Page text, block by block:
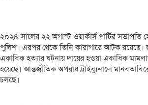
২০২৪ সালের ২২ অগাস্ট ওয়ার্কার্স পার্টির সভাপতি
পুলিশ। এরপর থেকে তিনি কারাগারে আটক
একাধিক হত্যার ঘটনায় দায়ের হওয়া একাধিক
হয়েছে। আন্তর্জাতিক অপরাধ ট্রাইব্যুনালে
চলছে।